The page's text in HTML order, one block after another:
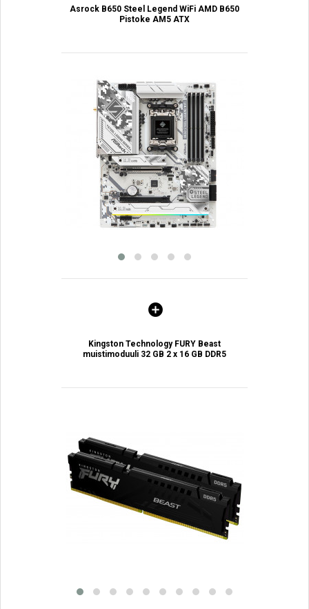
Asrock B650 Steel Legend WiFi AMD B650
Pistoke AM5 ATX
Kingston Technology FURY Beast
muistimoduuli 32 GB 2 x 16 GB DDR5